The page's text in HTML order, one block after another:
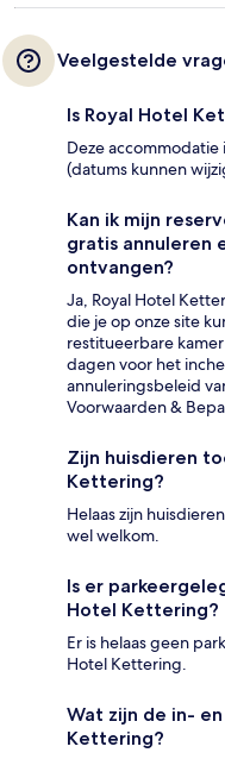
Veelgestelde
Is Royal Hotel
Deze
(datums kunnen
Kan ik mijn
gratis annuleren
ontvangen?
Ja, Royal Hotel
die je op onze site
restitueerbare
dagen voor het
annuleringsbeleid
Voorwaarden &
Zijn huisdieren
Kettering?
Helaas zijn
wel welkom.
Is er
Hotel Kettering?
Er is helaas geen
Hotel Kettering.
Wat zijn de in-
Kettering?